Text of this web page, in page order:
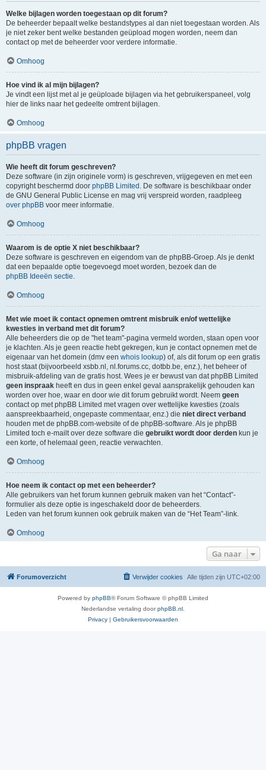
Welke bijlagen worden toegestaan op dit forum?
De beheerder bepaalt welke bestandstypes al dan niet toegestaan worden. Als
je niet zeker bent welke bestanden geüpload mogen worden, neem dan
contact op met de beheerder voor verdere informatie.
Omhoog
Hoe vind ik al mijn bijlagen?
Je vindt een lijst met al je geüploade bijlagen via het gebruikerspaneel, volg
hier de links naar het gedeelte omtrent bijlagen.
Omhoog
phpBB vragen
Wie heeft dit forum geschreven?
Deze software (in zijn originele vorm) is geschreven, vrijgegeven en met een
copyright beschermd door phpBB Limited . De software is beschikbaar onder
de GNU General Public License en mag vrij verspreid worden, raadpleeg
over phpBB voor meer informatie.
Omhoog
Waarom is de optie X niet beschikbaar?
Deze software is geschreven en eigendom van de phpBB-Groep. Als je denkt
dat een bepaalde optie toegevoegd moet worden, bezoek dan de
phpBB Ideeën sectie
Omhoog
Met wie moet ik contact opnemen omtrent misbruik en/of wettelijke
kwesties in verband met dit forum?
Alle beheerders die op de "het team"-pagina vermeld worden, staan open voor
je klachten. Als je geen reactie hebt gekregen, kun je contact opnemen met de
eigenaar van het domein (dmv een whois lookup) of, als dit forum op een gratis
host staat (bijvoorbeeld xsbb.nl, nl.forums.cc, dotbb.be, enz.), het beheer of
misbruik-afdeling van de gratis host. Wees je er bewust van dat phpBB Limited
geen inspraak heeft en dus in geen enkel geval aansprakelijk gehouden kan
worden over hoe, waar en door wie dit forum gebruikt wordt. Neem geen
contact op met phpBB Limited met vragen over wettelijke kwesties (zoals
aanspreekbaarheid, ongepaste commentaar, enz.) die niet direct verband
houden met de phpBB.com-website of de phpBB-software. Als je phpBB
Limited toch e-mailt over deze software die gebruikt wordt door derden kun je
een korte, of helemaal geen, reactie verwachten.
Omhoog
Hoe neem ik contact op met een beheerder?
Alle gebruikers van het forum kunnen gebruik maken van het “Contact”-
formulier als deze optie is ingeschakeld door de beheerders.
Leden van het forum kunnen ook gebruik maken van de “Het Team”-link.
Omhoog
Ga naar
Forumoverzicht Alle tijden zijn UTC+02:00
Verwijder cookies
Powered by phpBB® Forum Software © phpBB Limited
Nederlandse vertaling doorphpBB.nl
Privacy | Gebruikersvoorwaarden